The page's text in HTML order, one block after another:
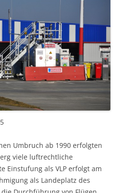
Umbruch ab 1990 erfolgten
viele luftrechtliche
Einstufung als VLP erfolgt am
als Landeplatz des